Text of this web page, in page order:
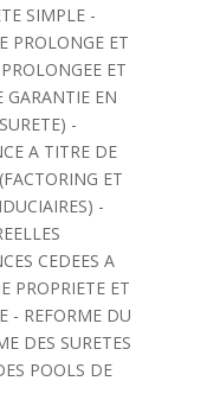
SIMPLE -
PROLONGE ET
ET
GARANTIE EN
-
A TITRE DE
ET
-
CEDEES A
PROPRIETE ET
- REFORME DU
DES SURETES
POOLS DE